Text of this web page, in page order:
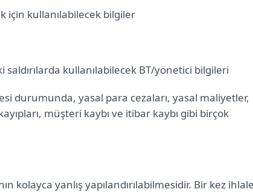
için kullanılabilecek bilgiler
kullanılabilecek BT/yönetici bilgileri
durumunda, yasal para cezaları, yasal maliyetler,
müşteri kaybı ve itibar kaybı gibi birçok
kolayca yanlış yapılandırılabilmesidir. Bir kez ihlale